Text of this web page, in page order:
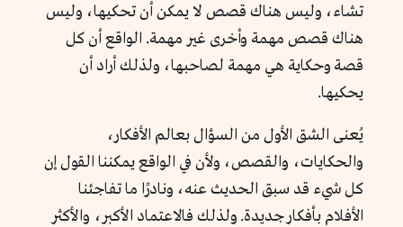
تشاء، وليس هناك قصص لا يمكن أن تحكيها، وليس
هناك قصص مهمة وأخرى غير مهمة. الواقع أن كل
قصة وحكاية هي مهمة لصاحبها، ولذلك أراد أن
يحكيها.
يُعنى الشق الأول من السؤال بعالم الأفكار،
والحكايات، والقصص، ولأن في الواقع يمكننا القول إن
كل شيء قد سبق الحديث عنه، ونادرًا ما تفاجئنا
الأفلام بأفكار جديدة. ولذلك فالاعتماد الأكبر، والأكثر